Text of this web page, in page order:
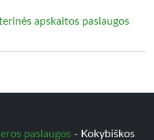
apskaitos paslaugos
paslaugos - Kokybiškos